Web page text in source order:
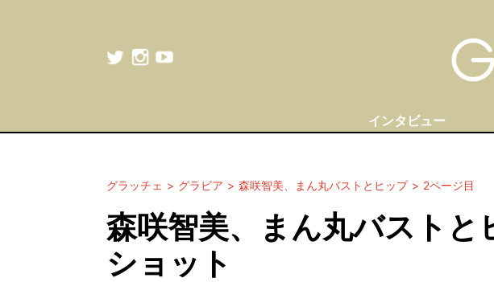
インタビュー
グラッチェ グラビア 森咲智美、まん丸バストとヒップ 2ページ目
森咲智美、まん丸バストと
ショット